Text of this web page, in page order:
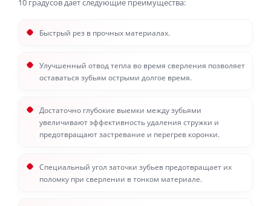
10 градусов дает следующие преимущества:
Быстрый рез в прочных материалах.
Улучшенный отвод тепла во время сверления позволяет
оставаться зубьям острыми долгое время.
Достаточно глубокие выемки между зубьями
увеличивают эффективность удаления стружки и
предотвращают застревание и перегрев коронки.
Специальный угол заточки зубьев предотвращает их
поломку при сверлении в тонком материале.